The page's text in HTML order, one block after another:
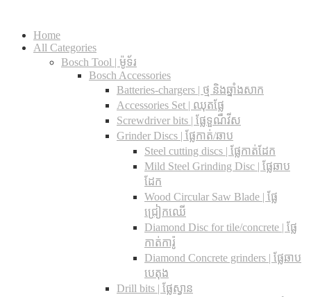
Home
All Categories
Bosch Tool | ម៉ូទ័រ
Bosch Accessories
Batteries-chargers | ថ្ម និងឆ្នាំងសាក
Accessories Set | ឈុតផ្លែ
Screwdriver bits | ផ្លែទួណឺវីស
Grinder Discs |​ ផ្លែកាត់/ឆាប
Steel cutting discs |​ ផ្លែកាត់ដែក
Mild Steel Grinding Disc | ផ្លែឆាប
ដែក
Wood Circular Saw Blade | ផ្លែ
ជ្រៀកឈើ
Diamond Disc for tile/concrete​ | ផ្លែ
កាត់ការ៉ូ
Diamond Concrete grinders | ផ្លែឆាប
បេតុង
Drill bits |​ ផ្លែស្វាន